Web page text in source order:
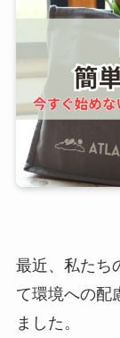
最近、私たち
て環境への配
ました。